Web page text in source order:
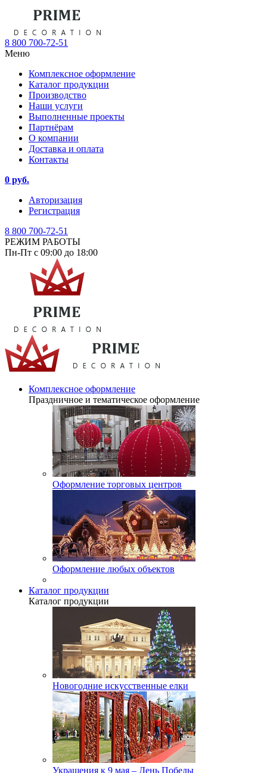
8 800 700-72-51
Меню
Комплексное оформление
Каталог продукции
Производство
Наши услуги
Выполненные проекты
Партнёрам
О компании
Доставка и оплата
Контакты
0 руб.
Авторизация
Регистрация
8 800 700-72-51
РЕЖИМ РАБОТЫ
Пн-Пт с 09:00 до 18:00
Комплексное оформление
Праздничное и тематическое оформление
Оформление торговых центров
Оформление любых объектов
Каталог продукции
Каталог продукции
Новогодние искусственные елки
Украшения к 9 мая – День Победы